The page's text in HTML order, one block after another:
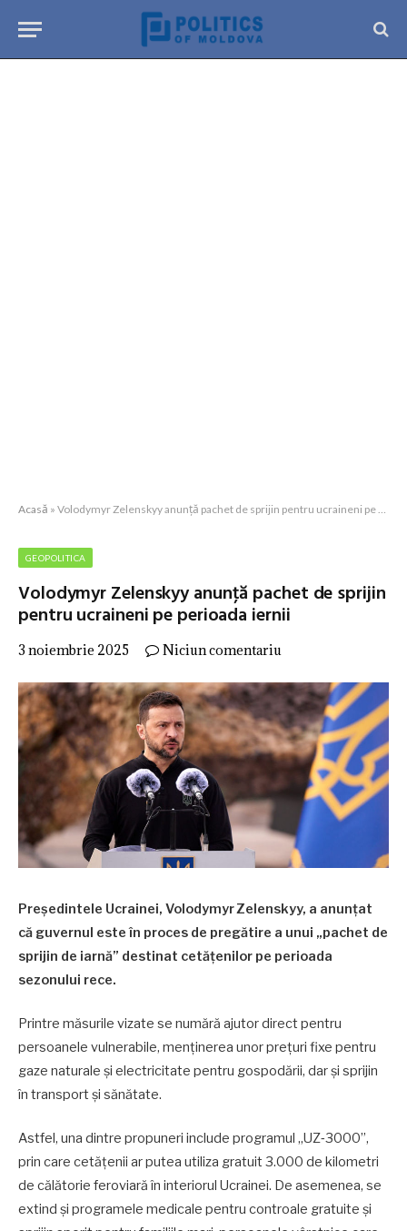
Acasă » Volodymyr Zelenskyy anunţă pachet de sprijin pentru ucraineni pe perioada iernii
GEOPOLITICA
Volodymyr Zelenskyy anunţă pachet de sprijin
pentru ucraineni pe perioada iernii
3 noiembrie 2025 Niciun comentariu
Preşedintele Ucrainei, Volodymyr Zelenskyy, a anunţat
că guvernul este în proces de pregătire a unui „pachet de
sprijin de iarnă” destinat cetăţenilor pe perioada
sezonului rece.
Printre măsurile vizate se numără ajutor direct pentru
persoanele vulnerabile, menţinerea unor preţuri fixe pentru
gaze naturale şi electricitate pentru gospodării, dar şi sprijin
în transport şi sănătate.
Astfel, una dintre propuneri include programul „UZ‑3000”,
prin care cetăţenii ar putea utiliza gratuit 3.000 de kilometri
de călătorie feroviară în interiorul Ucrainei. De asemenea, se
extind şi programele medicale pentru controale gratuite şi